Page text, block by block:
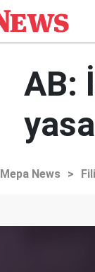
AB:
yasa
Mepa News >